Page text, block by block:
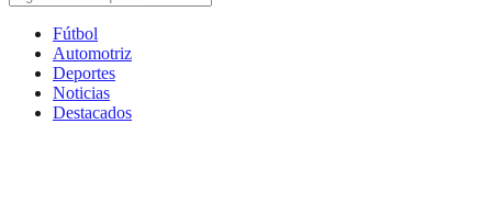
Fútbol
Automotriz
Deportes
Noticias
Destacados